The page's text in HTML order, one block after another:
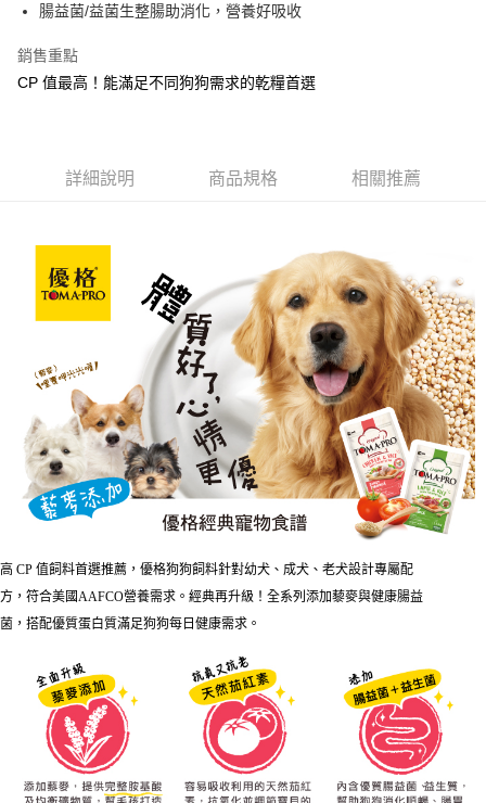
國泰世華商業銀行
兆豐國際商業銀行
匯豐（台灣）商業銀行
聯邦商業銀行
遠東國際商業銀行
台灣樂天信用卡公司
悠遊付
大哥付你分期
1.本服務由台灣大哥大提供，台灣大哥大用戶可立即使用無須另外申請。
2.付款方式選擇「大哥付你分期」，訂單成立後會自動跳轉到大哥付的交易
流程，驗證手機門號後，選擇欲分期的期數、繳款截止日，確認付款後即完
成交易。
3.實際核准額度、可分期數及費用金額請依後續交易確認頁面所載為準。
4.訂單成立30分鐘內，如未前往確認交易或遇審核未通過，訂單將自動取
消。如遇「轉專審核」未通過狀況，表示未達大哥付你分期系統評分，恕無
法說明評估內容。
【繳款方式說明】
1.分期款項不併入電信帳單，「大哥付你分期」於每月結算日後寄送繳費提
醒簡訊。
2.透過簡訊連結打開帳單後，可選擇「超商條碼／台灣大直營門市／銀行轉
帳／街口支付／iPASS MONEY」等通路繳費。
用戶於交易時，得透過本服務購買商品或服務，並由商店將買賣／分期付款
買賣價金債權讓與本公司後，依約使用本公司帳單繳交帳款。
資料（包含姓名、電話或地址）提供予台灣大哥大進項蒐集、處理及利用，
3.完整用戶服務條款，請詳閱以下連結：https://oppay.tw/userRule
相關說明
【關於「AFTEE先享後付」】
AFTEE先享後付是「在收到商品之後才付款」的支付方式。 讓您購物簡單
１．簡單：不需註冊會員、不需綁卡、不需儲值。
２．便利：只要手機號碼，簡訊認證，即可結帳。
３．安心：先確認商品／服務後，再付款。
【「AFTEE先享後付」結帳流程】
１．於結帳方式選擇「AFTEE先享後付」後，將跳轉至「AFTEE先享後付」
結帳頁面，進行簡訊認證並確認金額後，即可完成結帳。
２．訂單成立數日內，您將收到繳費通知簡訊。
３．收到繳費通知簡訊後14天內，點擊此簡訊中的連結，可透過四大超商／
ATM／網路銀行／等多元方式進行付款，方視為交易完成。
※ 請注意：結帳手續完成當下不需立刻繳費，但若您需要取消訂單，請聯絡
購買商品的店家。未經商家同意取消之訂單仍視為有效，需透過AFTEE先享
後付繳納相關費用。
※ 交易是否成功請以「AFTEE先享後付 」之結帳頁面顯示為準，若有關於
https://netprotections.freshdesk.com/support/home
【注意事項】
１．透過由恩沛科技股份有限公司提供之「AFTEE先享後付」服務完成之交
易，需依本服務之必要範圍內提供個人資料，並將交易相關給付款項請求債
權轉讓予恩沛科技股份有限公司。
２．關於個人資料處理事宜，請瀏覽以下網址：
https://aftee.tw/terms/#terms3
ATM付款
貨到付款
運送方式
本島宅配
每筆NT$95，滿NT$1,000(含以上)免運費
離島宅配
貨到付款
每筆NT$95，滿NT$1,000(含以上)免運費
腸益菌/益菌生整腸助消化，營養好吸收
銷售重點
CP 值最高！能滿足不同狗狗需求的乾糧首選
詳細說明 商品規格 相關推薦
高 CP 值飼料首選推薦，優格狗狗飼料針對幼犬、成犬、老犬設計專屬配
方，符合美國AAFCO營養需求。經典再升級！全系列添加藜麥與健康腸益
菌，搭配優質蛋白質滿足狗狗每日健康需求。